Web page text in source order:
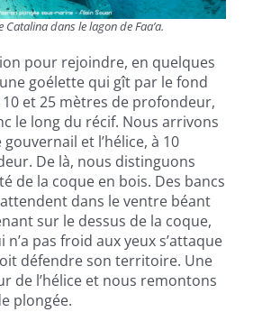
Catalina dans le lagon de Faa’a.
pour rejoindre, en quelques
goélette qui gît par le fond
et 25 mètres de profondeur,
le long du récif. Nous arrivons
et l’hélice, à 10
De là, nous distinguons
de la coque en bois. Des bancs
dans le ventre béant
sur le dessus de la coque,
pas froid aux yeux s’attaque
défendre son territoire. Une
de l’hélice et nous remontons
plongée.